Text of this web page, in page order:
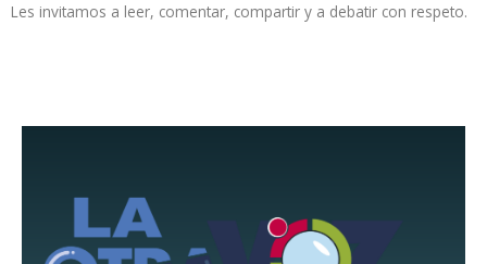
Les invitamos a leer, comentar, compartir y a debatir con respeto.